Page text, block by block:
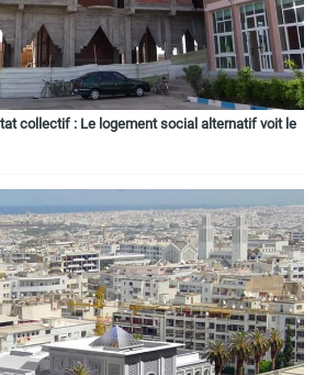
collectif : Le logement social alternatif voit le